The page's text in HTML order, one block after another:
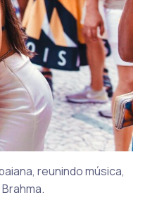
reunindo música,